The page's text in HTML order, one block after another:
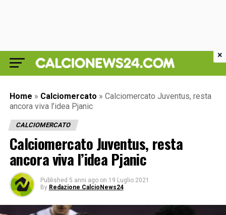
Home » Calciomercato » Calciomercato Juventus, resta
ancora viva l’idea Pjanic
CALCIOMERCATO
Calciomercato Juventus, resta
ancora viva l’idea Pjanic
Published 5 anni ago on 19 Luglio 2021
By Redazione CalcioNews24
×